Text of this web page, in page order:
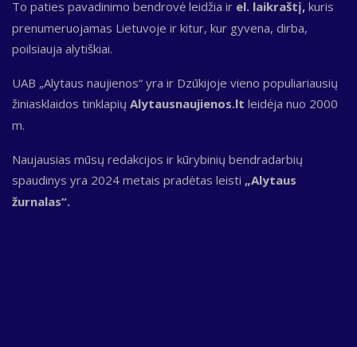
To paties pavadinimo bendrovė leidžia ir el. laikraštį, kuris
prenumeruojamas Lietuvoje ir kitur, kur gyvena, dirba,
poilsiauja alytiškiai.
UAB „Alytaus naujienos“ yra ir Dzūkijoje vieno populiariausių
žiniasklaidos tinklapių Alytausnaujienos.lt leidėja nuo 2000
m.
Naujausias mūsų redakcijos ir kūrybinių bendradarbių
spaudinys yra 2024 metais pradėtas leisti „Alytaus
žurnalas“.